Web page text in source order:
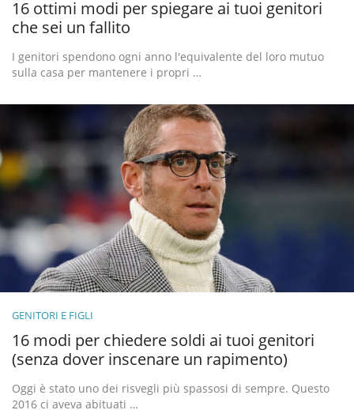
16 ottimi modi per spiegare ai tuoi genitori
che sei un fallito
I genitori spendono ogni anno l'equivalente del loro mutuo
sulla casa per mantenere i propri …
GENITORI E FIGLI
16 modi per chiedere soldi ai tuoi genitori
(senza dover inscenare un rapimento)
Oggi è stato uno dei risvegli più spassosi di sempre. Questo
2016 ci aveva abituati …